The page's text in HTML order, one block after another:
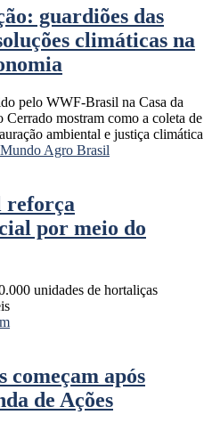
guardiões das
climáticas na
pelo WWF-Brasil na Casa da
mostram como a coleta de
ambiental e justiça climática
reforça
por meio do
unidades de hortaliças
começam após
de Ações